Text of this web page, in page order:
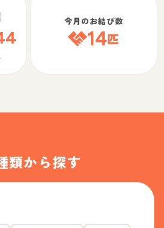
今月のお結び数
14匹
類から探す